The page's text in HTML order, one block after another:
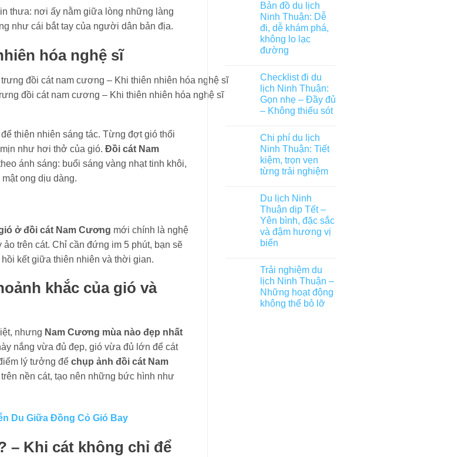
thưa: nơi ấy nằm giữa lòng những làng
như cái bắt tay của người dân bản địa.
hóa nghệ sĩ
đồi cát nam cương – Khi thiên nhiên hóa nghệ sĩ
thiên nhiên sáng tác. Từng đợt gió thổi
như hơi thở của gió. Đồi cát Nam
ánh sáng: buổi sáng vàng nhạt tinh khôi,
ong dịu dàng.
ở đồi cát Nam Cương mới chính là nghệ
trên cát. Chỉ cần đứng im 5 phút, bạn sẽ
kết giữa thiên nhiên và thời gian.
khắc của gió và
nhưng Nam Cương mùa nào đẹp nhất
nắng vừa đủ đẹp, gió vừa đủ lớn để cát
lý tưởng để chụp ảnh đồi cát Nam
nền cát, tạo nên những bức hình như
Du Giữa Đồng Cỏ Gió Bay
– Khi cát không chỉ để
Bản đồ du lịch
Ninh Thuận: Dễ
đi, dễ khám phá,
không lo lạc
đường
Checklist đi du
lịch Ninh Thuận:
Gọn nhẹ – Đầy đủ
– Không thiếu sót
Chi phí du lịch
Ninh Thuận: Tiết
kiệm, trọn vẹn
từng trải nghiệm
Du lịch Ninh
Thuận dịp Tết –
Yên bình, đặc sắc
và đậm hương vị
biển
Trải nghiệm du
lịch Ninh Thuận –
Những hoạt động
không thể bỏ lỡ